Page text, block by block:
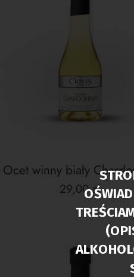
Ocet winny biały
Cena
regularna
29,00 zl